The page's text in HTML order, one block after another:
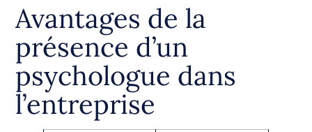
Avantages de la
présence d’un
psychologue dans
l’entreprise